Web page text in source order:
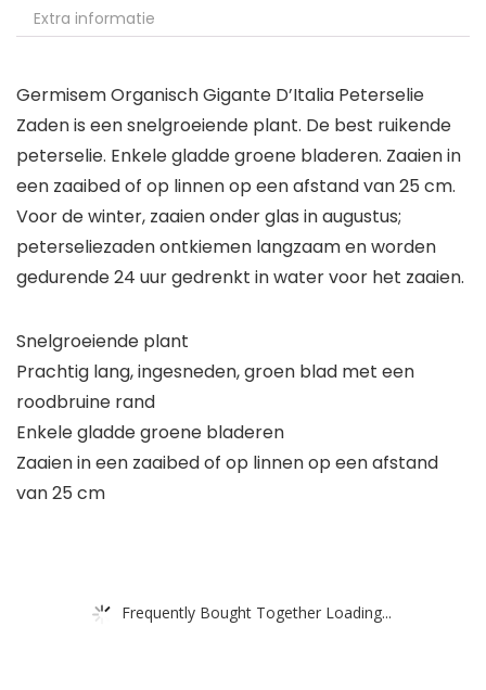
Extra informatie
Germisem Organisch Gigante D’Italia Peterselie
Zaden is een snelgroeiende plant. De best ruikende
peterselie. Enkele gladde groene bladeren. Zaaien in
een zaaibed of op linnen op een afstand van 25 cm.
Voor de winter, zaaien onder glas in augustus;
peterseliezaden ontkiemen langzaam en worden
gedurende 24 uur gedrenkt in water voor het zaaien.
Snelgroeiende plant
Prachtig lang, ingesneden, groen blad met een
roodbruine rand
Enkele gladde groene bladeren
Zaaien in een zaaibed of op linnen op een afstand
van 25 cm
Frequently Bought Together Loading...